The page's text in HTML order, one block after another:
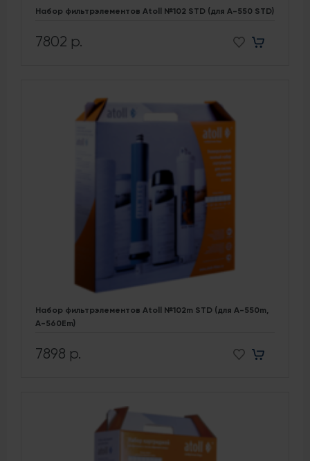
Набор фильтрэлементов Atoll №102 STD (для A-550 STD)
7802 р.
Набор фильтрэлементов Atoll №102m STD (для A-550m,
A-560Em)
7898 р.